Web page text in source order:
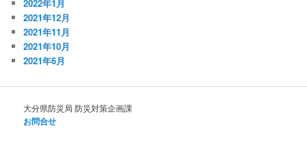
2022年1月
2021年12月
2021年11月
2021年10月
2021年6月
大分県防災局 防災対策企画課
お問合せ